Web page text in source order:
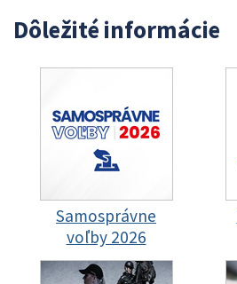
Dôležité informácie
Samosprávne
voľby 2026